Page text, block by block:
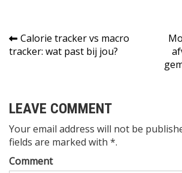
Bericht
navigatie
Calorie tracker vs macro
tracker: wat past bij jou?
LEAVE COMMENT
Your email address will not be
fields are marked with *.
Comment